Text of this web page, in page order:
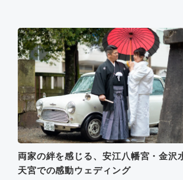
両家の絆を感じる、安江八幡宮・金沢
天宮での感動ウェディング